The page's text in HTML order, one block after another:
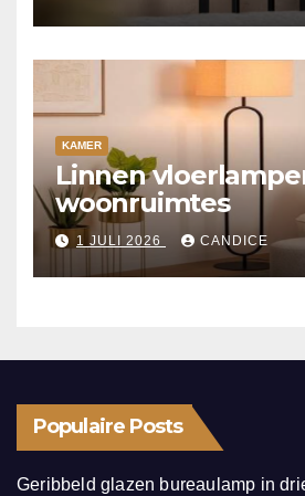
KAMER
Linnen
woonruimtes
1 JULI 2026 CANDICE
Populaire Posts
Geribbeld glazen bureaulamp in